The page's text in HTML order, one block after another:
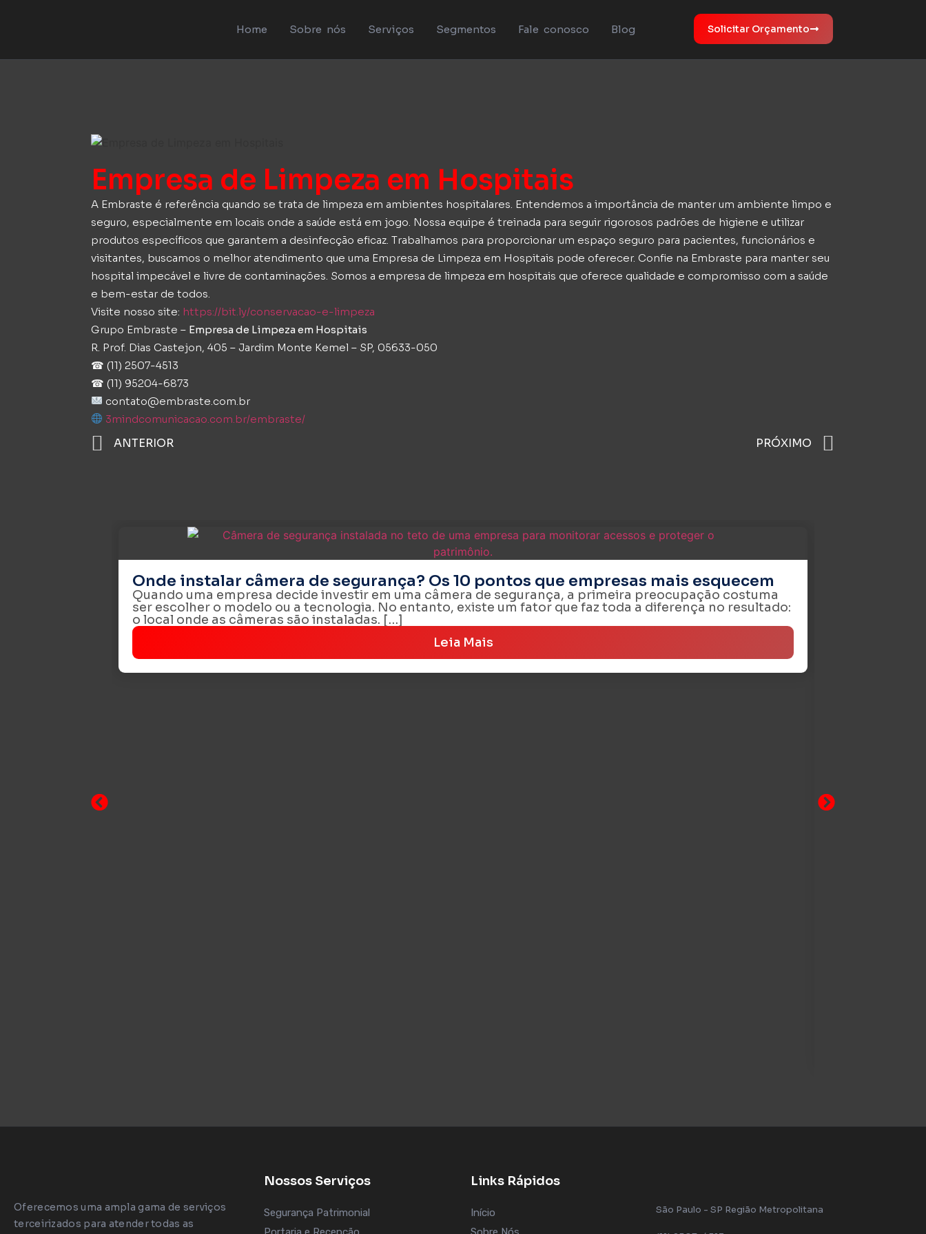
Home Sobre nós Serviços Segmentos Fale conosco Blog Solicitar Orçamento
Empresa de Limpeza em Hospitais
A Embraste é referência quando se trata de limpeza em ambientes hospitalares. Entendemos a importância de manter um ambiente limpo e
seguro, especialmente em locais onde a saúde está em jogo. Nossa equipe é treinada para seguir rigorosos padrões de higiene e utilizar
produtos específicos que garantem a desinfecção eficaz. Trabalhamos para proporcionar um espaço seguro para pacientes, funcionários e
visitantes, buscamos o melhor atendimento que uma Empresa de Limpeza em Hospitais pode oferecer. Confie na Embraste para manter seu
hospital impecável e livre de contaminações. Somos a empresa de limpeza em hospitais que oferece qualidade e compromisso com a saúde
e bem-estar de todos.
Visite nosso site: https://bit.ly/conservacao-e-limpeza
Grupo Embraste – Empresa de Limpeza em Hospitais
R. Prof. Dias Castejon, 405 – Jardim Monte Kemel – SP, 05633-050
☎ (11) 2507-4513
☎ (11) 95204-6873
contato@embraste.com.br
3mindcomunicacao.com.br/embraste/
ANTERIOR PRÓXIMO
Onde instalar câmera de segurança? Os 10 pontos que empresas mais esquecem
Quando uma empresa decide investir em uma câmera de segurança, a primeira preocupação costuma
ser escolher o modelo ou a tecnologia. No entanto, existe um fator que faz toda a diferença no resultado:
o local onde as câmeras são instaladas. […]
Leia Mais
Oferecemos uma ampla gama de serviços
terceirizados para atender todas as
Nossos Serviços
Segurança Patrimonial
Links Rápidos
Início
São Paulo - SP Região Metropolitana